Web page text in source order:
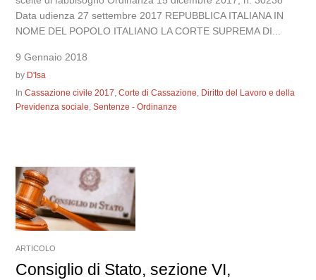
Data udienza 27 settembre 2017 REPUBBLICA ITALIANA IN
NOME DEL POPOLO ITALIANO LA CORTE SUPREMA DI...
9 Gennaio 2018
by D'Isa
InCassazione civile 2017,Corte di Cassazione, Diritto del Lavoro e della
Previdenza sociale,Sentenze - Ordinanze
ARTICOLO
Consiglio di Stato, sezione VI,